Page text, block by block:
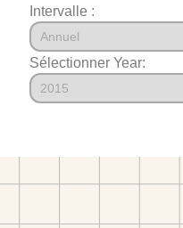
Intervalle :
Sélectionner Year: